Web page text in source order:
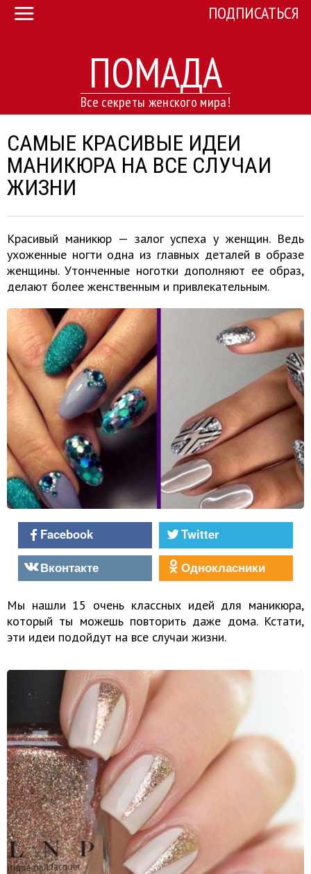
ПОМАДА
Все секреты женского мира!
ПОДПИСАТЬСЯ
САМЫЕ КРАСИВЫЕ ИДЕИ
МАНИКЮРА НА ВСЕ СЛУЧАИ
ЖИЗНИ
Красивый маникюр — залог успеха у женщин. Ведь
ухоженные ногти одна из главных деталей в образе
женщины. Утонченные ноготки дополняют ее образ,
делают более женственным и привлекательным.
Facebook
Twitter
Вконтакте
Однокласники
Мы нашли 15 очень классных идей для маникюра,
который ты можешь повторить даже дома. Кстати,
эти идеи подойдут на все случаи жизни.